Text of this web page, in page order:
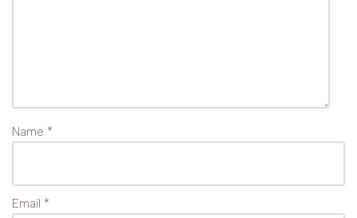
Name *
Email *